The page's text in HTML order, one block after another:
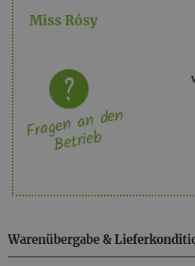
Miss Rósy
Fragen an den
Betrieb
Warenübergabe &